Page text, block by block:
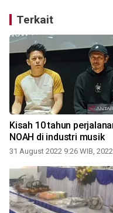
Terkait
Kisah 10 tahun
NOAH di industri musik
31 August 2022 9:26 WIB, 2022